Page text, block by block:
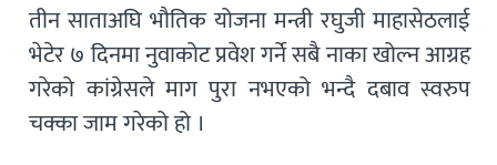
तीन साताअघि भौतिक योजना मन्त्री रघुजी माहासेठलाई
भेटेर ७ दिनमा नुवाकोट प्रवेश गर्ने सबै नाका खोल्न आग्रह
गरेको कांग्रेसले माग पुरा नभएको भन्दै दबाव स्वरुप
चक्का जाम गरेको हो ।